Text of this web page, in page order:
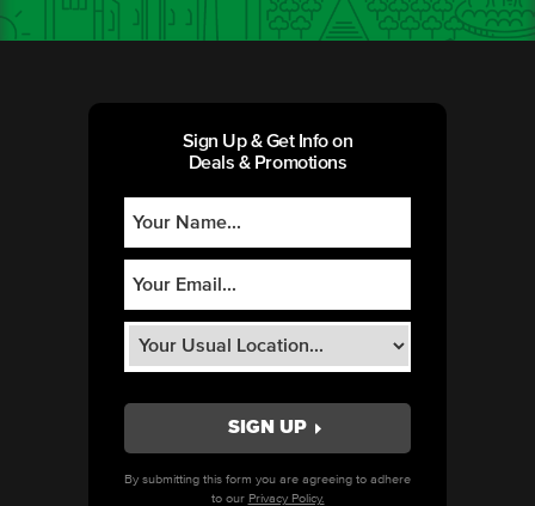
Sign Up & Get Info on
Deals & Promotions
By submitting this form you are agreeing to adhere
to our Privacy Policy.